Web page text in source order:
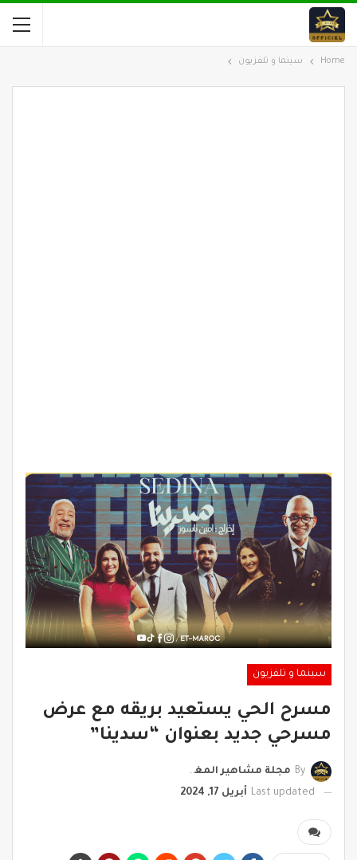
Home سينما و تلفزيون
سينما و تلفزيون
مسرح الحي يستعيد بريقه مع عرض
مسرحي جديد بعنوان “سدينا”
By مجلة مشاهير المغرب
Last updated أبريل 17, 2024